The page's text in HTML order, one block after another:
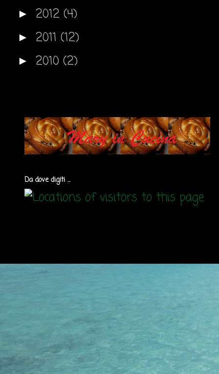
► 2012 (4)
► 2011 (12)
► 2010 (2)
Da dove digiti ...